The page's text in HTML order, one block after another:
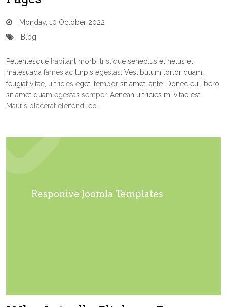
Monday, 10 October 2022
Blog
Pellentesque habitant morbi tristique senectus et netus et
malesuada fames ac turpis egestas. Vestibulum tortor quam,
feugiat vitae, ultricies eget, tempor sit amet, ante. Donec eu libero
sit amet quam egestas semper. Aenean ultricies mi vitae est.
Mauris placerat eleifend leo.
Responive Joomla Templates